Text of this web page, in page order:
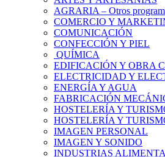
AGRARIA – Otros
COMERCIO Y
COMUNICACIÓN
CONFECCIÓN Y PIEL
QUÍMICA
EDIFICACIÓN Y OBRA
ELECTRICIDAD Y
ENERGÍA Y AGUA
FABRICACIÓN
HOSTELERÍA Y
HOSTELERÍA Y
IMAGEN PERSONAL
IMAGEN Y SONIDO
INDUSTRIAS